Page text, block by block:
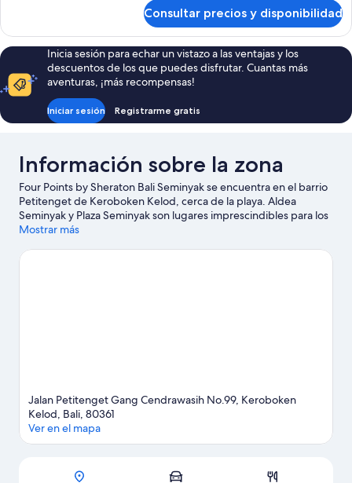
individuales,
balcón
Deluxe,
2
camas
individuales,
balcón
Consultar precios y disponibilidad
Inicia sesión para echar un vistazo a las ventajas y los
descuentos de los que puedes disfrutar. Cuantas más
aventuras, ¡más recompensas!
Iniciar sesión Registrarme gratis
Información sobre la zona
Four Points by Sheraton Bali Seminyak se encuentra en el barrio
Petitenget de Keroboken Kelod, cerca de la playa. Aldea
Seminyak y Plaza Seminyak son lugares imprescindibles para los
amantes de las tiendas; añádelos a tu itinerario junto a
Petitenget. Para disfrutar de una noche diferente, apunta: Atlas
Mostrar más
Jalan Petitenget Gang Cendrawasih No.99, Keroboken
Kelod, Bali, 80361
Ver en el mapa